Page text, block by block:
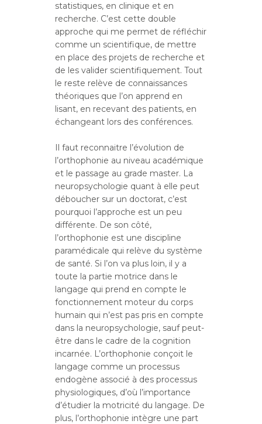
statistiques, en clinique et en
recherche. C’est cette double
approche qui me permet de réfléchir
comme un scientifique, de mettre
en place des projets de recherche et
de les valider scientifiquement. Tout
le reste relève de connaissances
théoriques que l’on apprend en
lisant, en recevant des patients, en
échangeant lors des conférences.
Il faut reconnaitre l’évolution de
l’orthophonie au niveau académique
et le passage au grade master. La
neuropsychologie quant à elle peut
déboucher sur un doctorat, c’est
pourquoi l’approche est un peu
différente. De son côté,
l’orthophonie est une discipline
paramédicale qui relève du système
de santé. Si l’on va plus loin, il y a
toute la partie motrice dans le
langage qui prend en compte le
fonctionnement moteur du corps
humain qui n’est pas pris en compte
dans la neuropsychologie, sauf peut-
être dans le cadre de la cognition
incarnée. L’orthophonie conçoit le
langage comme un processus
endogène associé à des processus
physiologiques, d’où l’importance
d’étudier la motricité du langage. De
plus, l’orthophonie intègre une part